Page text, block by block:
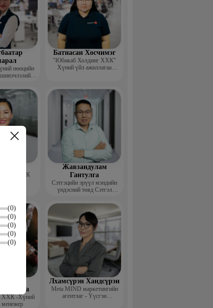
(0)
(0)
(0)
(0)
(0)
нөөцийн
Батнасан Хосчимэг
"Юбикаб Холдинг ХХК"
Хүний үйл ажиллагаа
Камел ХХК
Жавзандулам
Гантулга
Сэтгэцийн эрүүл мэндийн
үндэсний төвд Сэтгэл
судлаач
ХХК -Хүний
менежер
Лхамсүрэн Хандсүрэн
Meta MIND маркетингийн
агентлаг - Үүсгэн